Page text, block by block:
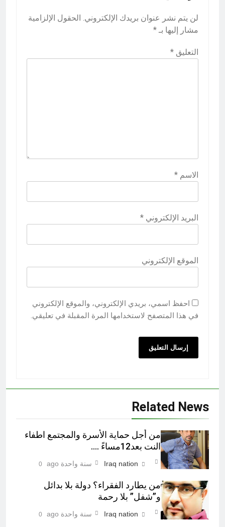
لن يتم نشر عنوان بريدك الإلكتروني. الحقول الإلزامية
مشار إليها بـ *
التعليق *
الاسم *
البريد الإلكتروني *
الموقع الإلكتروني
احفظ اسمي، بريدي الإلكتروني، والموقع الإلكتروني
في هذا المتصفح لاستخدامها المرة المقبلة في تعليقي.
Related News
من أجل حماية الأسرة والمجتمع اطفاء
النت بعد12مساءً ….
Iraq nation سنة واحدة ago 0
من يطارد الفقراء؟ دولة بلا بدائل
و”شفل” بلا رحمة
Iraq nation سنة واحدة ago 0